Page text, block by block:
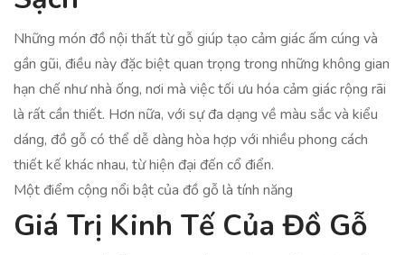
Những món đồ nội thất từ gỗ giúp tạo cảm giác ấm cúng và
gần gũi, điều này đặc biệt quan trọng trong những không gian
hạn chế như nhà ống, nơi mà việc tối ưu hóa cảm giác rộng rãi
là rất cần thiết. Hơn nữa, với sự đa dạng về màu sắc và kiểu
dáng, đồ gỗ có thể dễ dàng hòa hợp với nhiều phong cách
thiết kế khác nhau, từ hiện đại đến cổ điển.
Một điểm cộng nổi bật của đồ gỗ là tính năng
Giá Trị Kinh Tế Của Đồ Gỗ